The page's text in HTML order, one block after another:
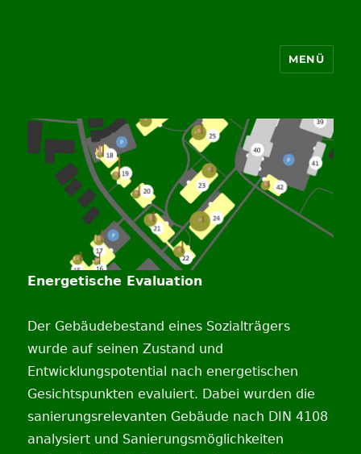
Energie Architektur Berlin
MENÜ
Energetische Evaluation
Der Gebäudebestand eines Sozialträgers
wurde auf seinen Zustand und
Entwicklungspotential nach energetischen
Gesichtspunkten evaluiert. Dabei wurden die
sanierungsrelevanten Gebäude nach DIN 4108
analysiert und Sanierungsmöglichkeiten